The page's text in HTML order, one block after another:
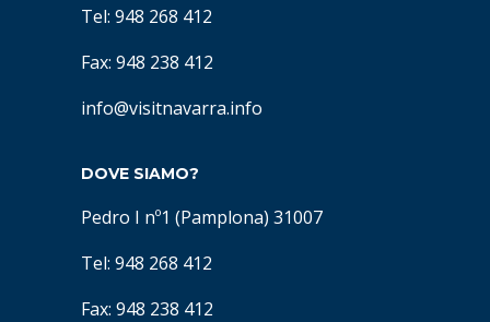
Tel: 948 268 412
Fax: 948 238 412
info@visitnavarra.info
DOVE SIAMO?
Pedro I nº1 (Pamplona) 31007
Tel: 948 268 412
Fax: 948 238 412